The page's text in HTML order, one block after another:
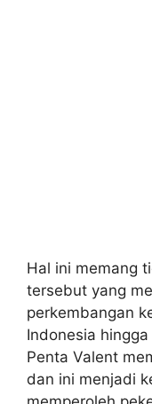
Hal ini memang
tersebut yang
perkembangan
Indonesia
Penta Valent
dan ini menjadi